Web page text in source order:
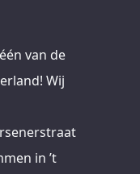
van de
Wij
in ’t